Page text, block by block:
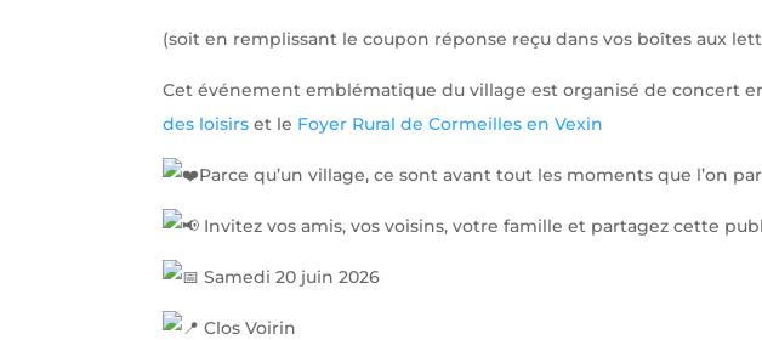
(soit en remplissant le coupon réponse reçu dans vos boîtes aux
Cet événement emblématique du village est organisé de concert
des loisirs et le Foyer Rural de Cormeilles en Vexin
Parce qu’un village, ce sont avant tout les moments que l’on
Invitez vos amis, vos voisins, votre famille et partagez cette
Samedi 20 juin 2026
Clos Voirin